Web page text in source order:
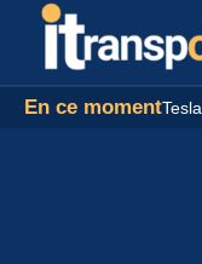
En ce momentTesla